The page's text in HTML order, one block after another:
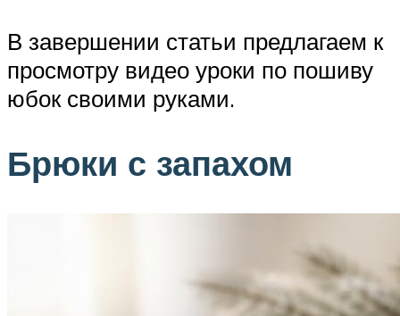
В завершении статьи предлагаем к
просмотру видео уроки по пошиву
юбок своими руками.
Брюки с запахом